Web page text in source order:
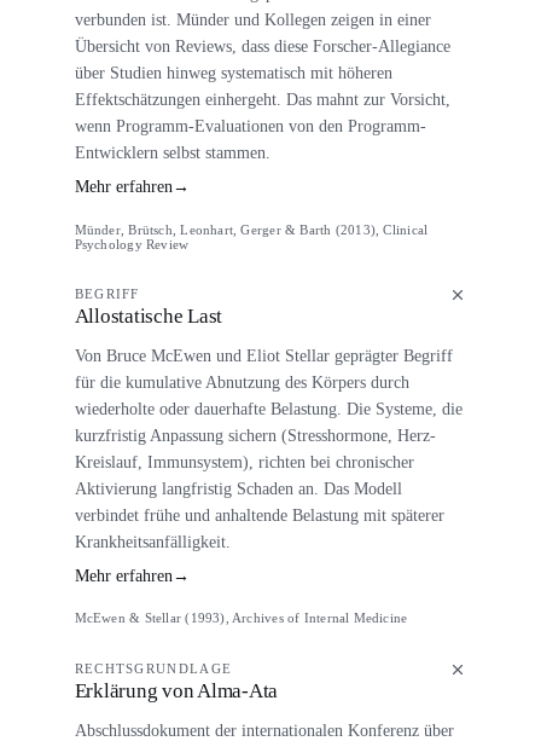
verbunden ist. Münder und Kollegen zeigen in einer
Übersicht von Reviews, dass diese Forscher-Allegiance
über Studien hinweg systematisch mit höheren
Effektschätzungen einhergeht. Das mahnt zur Vorsicht,
wenn Programm-Evaluationen von den Programm-
Entwicklern selbst stammen.
Mehr erfahren→
Münder, Brütsch, Leonhart, Gerger & Barth (2013), Clinical
Psychology Review
BEGRIFF
Allostatische Last
Von Bruce McEwen und Eliot Stellar geprägter Begriff
für die kumulative Abnutzung des Körpers durch
wiederholte oder dauerhafte Belastung. Die Systeme, die
kurzfristig Anpassung sichern (Stresshormone, Herz-
Kreislauf, Immunsystem), richten bei chronischer
Aktivierung langfristig Schaden an. Das Modell
verbindet frühe und anhaltende Belastung mit späterer
Krankheitsanfälligkeit.
Mehr erfahren→
McEwen & Stellar (1993), Archives of Internal Medicine
RECHTSGRUNDLAGE
Erklärung von Alma-Ata
Abschlussdokument der internationalen Konferenz über